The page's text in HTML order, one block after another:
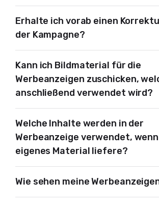
Erhalte ich vorab einen
der Kampagne?
Kann ich Bildmaterial für die
Werbeanzeigen zuschicken,
anschließend verwendet wird?
Welche Inhalte werden in der
Werbeanzeige verwendet,
eigenes Material liefere?
Wie sehen meine